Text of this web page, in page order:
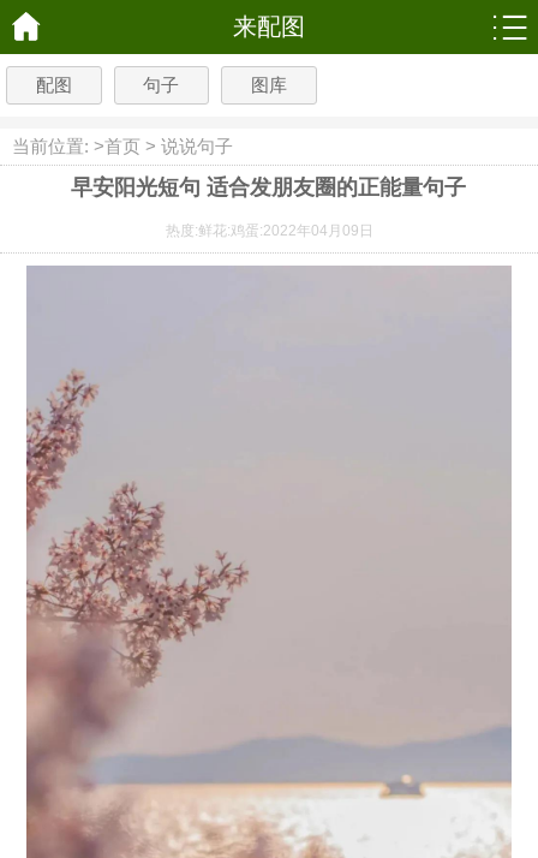
来配图
配图 句子 图库
当前位置: >首页 > 说说句子
早安阳光短句 适合发朋友圈的正能量句子
热度:鲜花:鸡蛋:2022年04月09日